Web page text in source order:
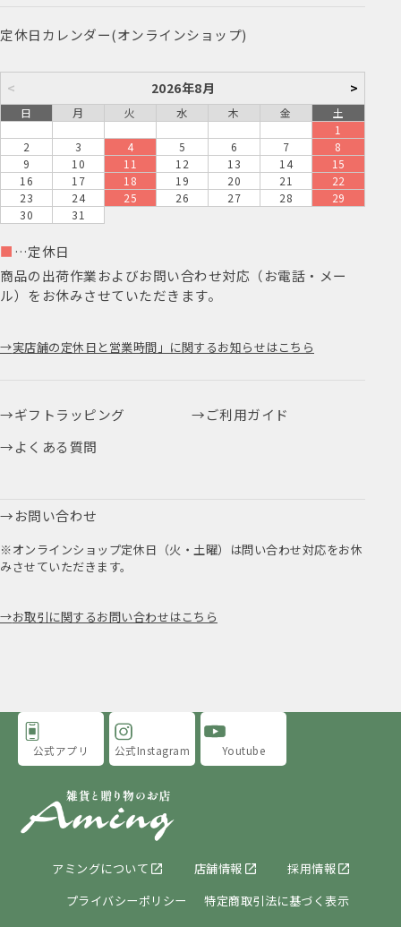
定休日カレンダー(オンラインショップ)
< 2026年8月 >
日 月 火 水 木 金
土
1
2
3 4 5 6 7
8
9
10 11 12 13 14
15
16
17 18 19 20 21
22
23
24 25 26 27 28
29
30
31
■ …定休日
商品の出荷作業およびお問い合わせ対応（お電話・メー
ル）をお休みさせていただきます。
実店舗の定休日と営業時間」に関するお知らせはこちら
ギフトラッピング
ご利用ガイド
よくある質問
お問い合わせ
※オンラインショップ定休日（火・土曜）は問い合わせ対応をお休
みさせていただきます。
お取引に関するお問い合わせはこちら
アミングについて 店舗情報
採用情報
プライバシーポリシー
特定商取引法に基づく表示
公式アプリ 公式Instagram Youtube